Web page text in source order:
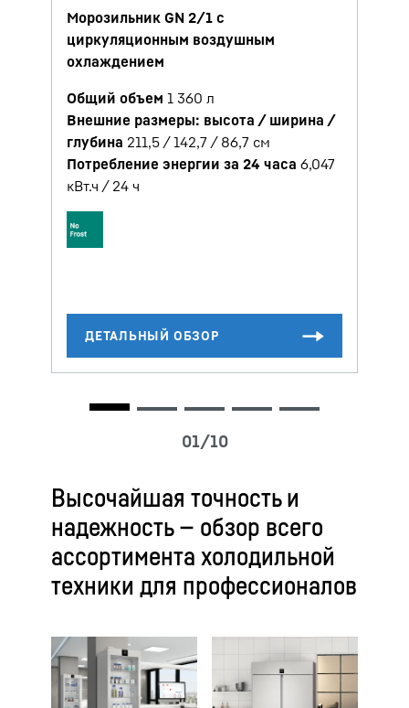
Морозильник GN 2/1 с
циркуляционным воздушным
охлаждением
Общий объем 1 360 л
Внешние размеры: высота / ширина /
глубина 211,5 / 142,7 / 86,7 см
Потребление энергии за 24 часа 6,047
кВт.ч / 24 ч
Высочайшая точность и
надежность — обзор всего
ассортимента холодильной
техники для профессионалов